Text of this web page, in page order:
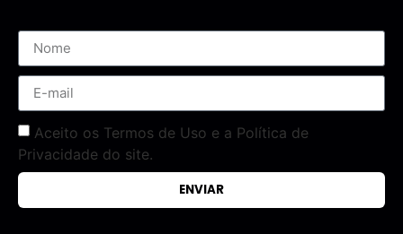
Aceito os Termos de Uso e a Política de
Privacidade do site.
ENVIAR